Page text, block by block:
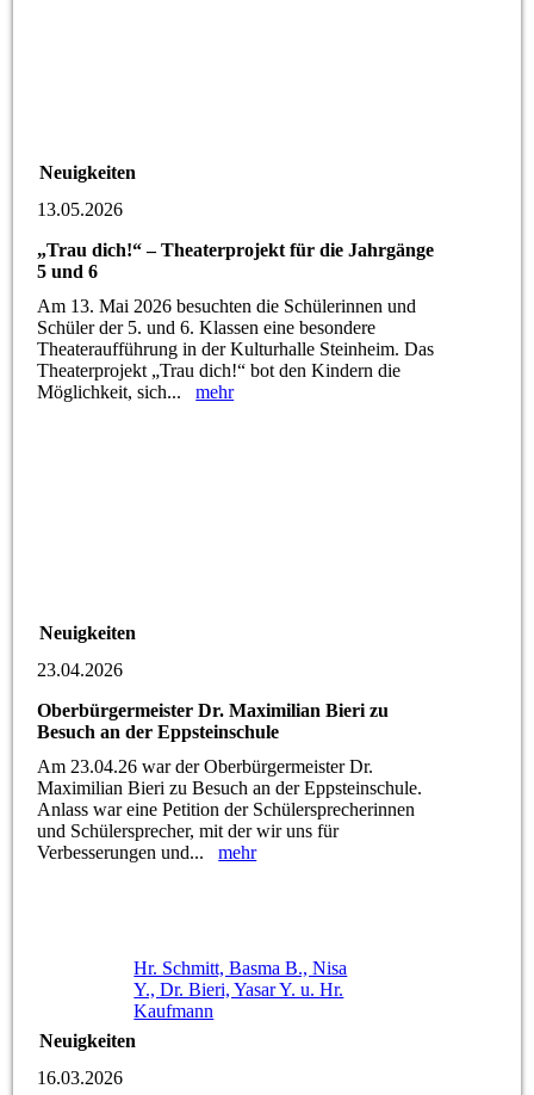
Neuigkeiten
13.05.2026
„Trau dich!“ – Theaterprojekt für die Jahrgänge
5 und 6
Am 13. Mai 2026 besuchten die Schülerinnen und
Schüler der 5. und 6. Klassen eine besondere
Theateraufführung in der Kulturhalle Steinheim. Das
Theaterprojekt „Trau dich!“ bot den Kindern die
Möglichkeit, sich...mehr
Neuigkeiten
23.04.2026
Oberbürgermeister Dr. Maximilian Bieri zu
Besuch an der Eppsteinschule
Am 23.04.26 war der Oberbürgermeister Dr.
Maximilian Bieri zu Besuch an der Eppsteinschule.
Anlass war eine Petition der Schülersprecherinnen
und Schülersprecher, mit der wir uns für
Verbesserungen und...mehr
Hr. Schmitt, Basma B., Nisa
Y., Dr. Bieri, Yasar Y. u. Hr.
Kaufmann
Neuigkeiten
16.03.2026